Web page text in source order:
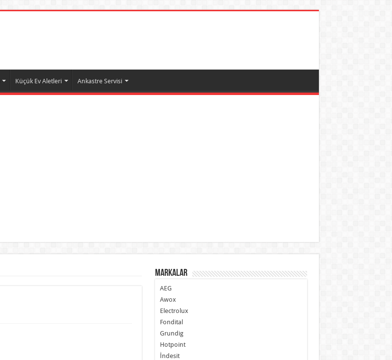
Küçük Ev Aletleri Ankastre Servisi
Markalar
AEG
Awox
Electrolux
Fondital
Grundig
Hotpoint
İndesit